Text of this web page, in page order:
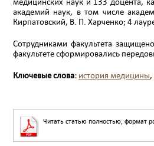
академий наук, в том числе
Кирпатовский, В. П. Харченко; 4
Сотрудниками факультета
факультете сформировались
Ключевые слова: история медицины,
Читать статью полностью, формат